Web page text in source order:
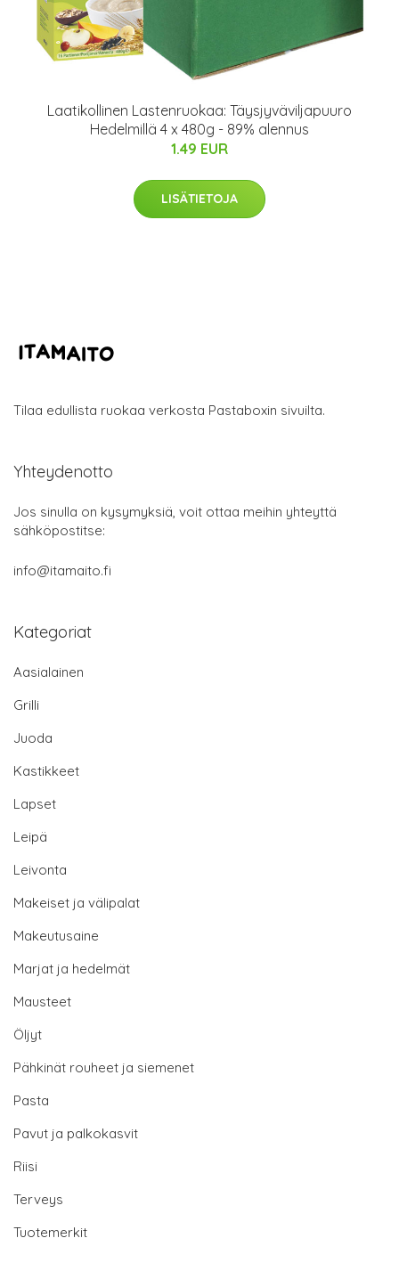
Laatikollinen Lastenruokaa: Täysjyväviljapuuro
Hedelmillä 4 x 480g - 89% alennus
1.49 EUR
LISÄTIETOJA
Tilaa edullista ruokaa verkosta Pastaboxin sivuilta.
Yhteydenotto
Jos sinulla on kysymyksiä, voit ottaa meihin yhteyttä
sähköpostitse:
info@itamaito.fi
Kategoriat
Aasialainen
Grilli
Juoda
Kastikkeet
Lapset
Leipä
Leivonta
Makeiset ja välipalat
Makeutusaine
Marjat ja hedelmät
Mausteet
Öljyt
Pähkinät rouheet ja siemenet
Pasta
Pavut ja palkokasvit
Riisi
Terveys
Tuotemerkit